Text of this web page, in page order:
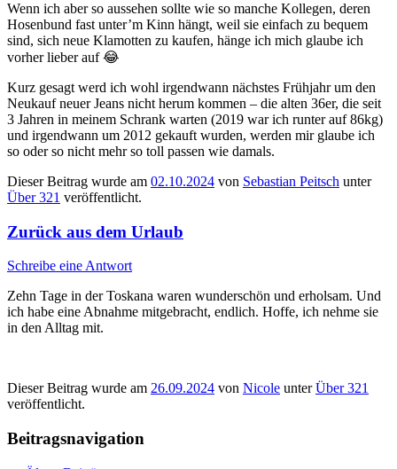
Wenn ich aber so aussehen sollte wie so manche Kollegen, deren
Hosenbund fast unter’m Kinn hängt, weil sie einfach zu bequem
sind, sich neue Klamotten zu kaufen, hänge ich mich glaube ich
vorher lieber auf 😂
Kurz gesagt werd ich wohl irgendwann nächstes Frühjahr um den
Neukauf neuer Jeans nicht herum kommen – die alten 36er, die seit
3 Jahren in meinem Schrank warten (2019 war ich runter auf 86kg)
und irgendwann um 2012 gekauft wurden, werden mir glaube ich
so oder so nicht mehr so toll passen wie damals.
Dieser Beitrag wurde am 02.10.2024 von Sebastian Peitsch unter
Über 321 veröffentlicht.
Zurück aus dem Urlaub
Schreibe eine Antwort
Zehn Tage in der Toskana waren wunderschön und erholsam. Und
ich habe eine Abnahme mitgebracht, endlich. Hoffe, ich nehme sie
in den Alltag mit.
Dieser Beitrag wurde am 26.09.2024 von Nicole unterÜber 321
veröffentlicht.
Beitragsnavigation